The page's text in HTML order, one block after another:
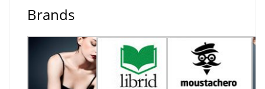
Brands